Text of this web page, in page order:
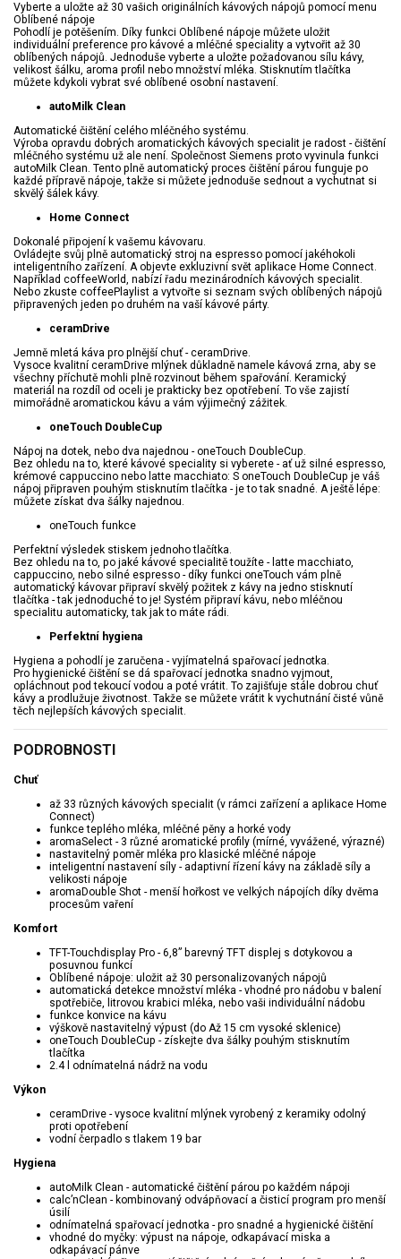
Vyberte a uložte až 30 vašich originálních kávových nápojů pomocí menu
Oblíbené nápoje
Pohodlí je potěšením. Díky funkci Oblíbené nápoje můžete uložit
individuální preference pro kávové a mléčné speciality a vytvořit až 30
oblíbených nápojů. Jednoduše vyberte a uložte požadovanou sílu kávy,
velikost šálku, aroma profil nebo množství mléka. Stisknutím tlačítka
můžete kdykoli vybrat své oblíbené osobní nastavení.
autoMilk Clean
Automatické čištění celého mléčného systému.
Výroba opravdu dobrých aromatických kávových specialit je radost - čištění
mléčného systému už ale není. Společnost Siemens proto vyvinula funkci
autoMilk Clean. Tento plně automatický proces čištění párou funguje po
každé přípravě nápoje, takže si můžete jednoduše sednout a vychutnat si
skvělý šálek kávy.
Home Connect
Dokonalé připojení k vašemu kávovaru.
Ovládejte svůj plně automatický stroj na espresso pomocí jakéhokoli
inteligentního zařízení. A objevte exkluzivní svět aplikace Home Connect.
Například coffeeWorld, nabízí řadu mezinárodních kávových specialit.
Nebo zkuste coffeePlaylist a vytvořte si seznam svých oblíbených nápojů
připravených jeden po druhém na vaší kávové párty.
ceramDrive
Jemně mletá káva pro plnější chuť - ceramDrive.
Vysoce kvalitní ceramDrive mlýnek důkladně namele kávová zrna, aby se
všechny příchutě mohli plně rozvinout během spařování. Keramický
materiál na rozdíl od oceli je prakticky bez opotřebení. To vše zajistí
mimořádně aromatickou kávu a vám výjimečný zážitek.
oneTouch DoubleCup
Nápoj na dotek, nebo dva najednou - oneTouch DoubleCup.
Bez ohledu na to, které kávové speciality si vyberete - ať už silné espresso,
krémové cappuccino nebo latte macchiato: S oneTouch DoubleCup je váš
nápoj připraven pouhým stisknutím tlačítka - je to tak snadné. A ještě lépe:
můžete získat dva šálky najednou.
oneTouch funkce
Perfektní výsledek stiskem jednoho tlačítka.
Bez ohledu na to, po jaké kávové specialitě toužíte - latte macchiato,
cappuccino, nebo silné espresso - díky funkci oneTouch vám plně
automatický kávovar připraví skvělý požitek z kávy na jedno stisknutí
tlačítka - tak jednoduché to je! Systém připraví kávu, nebo mléčnou
specialitu automaticky, tak jak to máte rádi.
Perfektní hygiena
Hygiena a pohodlí je zaručena - vyjímatelná spařovací jednotka.
Pro hygienické čištění se dá spařovací jednotka snadno vyjmout,
opláchnout pod tekoucí vodou a poté vrátit. To zajišťuje stále dobrou chuť
kávy a prodlužuje životnost. Takže se můžete vrátit k vychutnání čisté vůně
těch nejlepších kávových specialit.
PODROBNOSTI
Chuť
až 33 různých kávových specialit (v rámci zařízení a aplikace Home
Connect)
funkce teplého mléka, mléčné pěny a horké vody
aromaSelect - 3 různé aromatické profily (mírné, vyvážené, výrazné)
nastavitelný poměr mléka pro klasické mléčné nápoje
inteligentní nastavení síly - adaptivní řízení kávy na základě síly a
velikosti nápoje
aromaDouble Shot - menší hořkost ve velkých nápojích díky dvěma
procesům vaření
Komfort
TFT-Touchdisplay Pro - 6,8” barevný TFT displej s dotykovou a
posuvnou funkcí
Oblíbené nápoje: uložit až 30 personalizovaných nápojů
automatická detekce množství mléka - vhodné pro nádobu v balení
spotřebiče, litrovou krabici mléka, nebo vaši individuální nádobu
funkce konvice na kávu
výškově nastavitelný výpust (do Až 15 cm vysoké sklenice)
oneTouch DoubleCup - získejte dva šálky pouhým stisknutím
tlačítka
2.4 l odnímatelná nádrž na vodu
Výkon
ceramDrive - vysoce kvalitní mlýnek vyrobený z keramiky odolný
proti opotřebení
vodní čerpadlo s tlakem 19 bar
Hygiena
autoMilk Clean - automatické čištění párou po každém nápoji
calc’nClean - kombinovaný odvápňovací a čisticí program pro menší
úsilí
odnímatelná spařovací jednotka - pro snadné a hygienické čištění
vhodné do myčky: výpust na nápoje, odkapávací miska a
odkapávací pánve